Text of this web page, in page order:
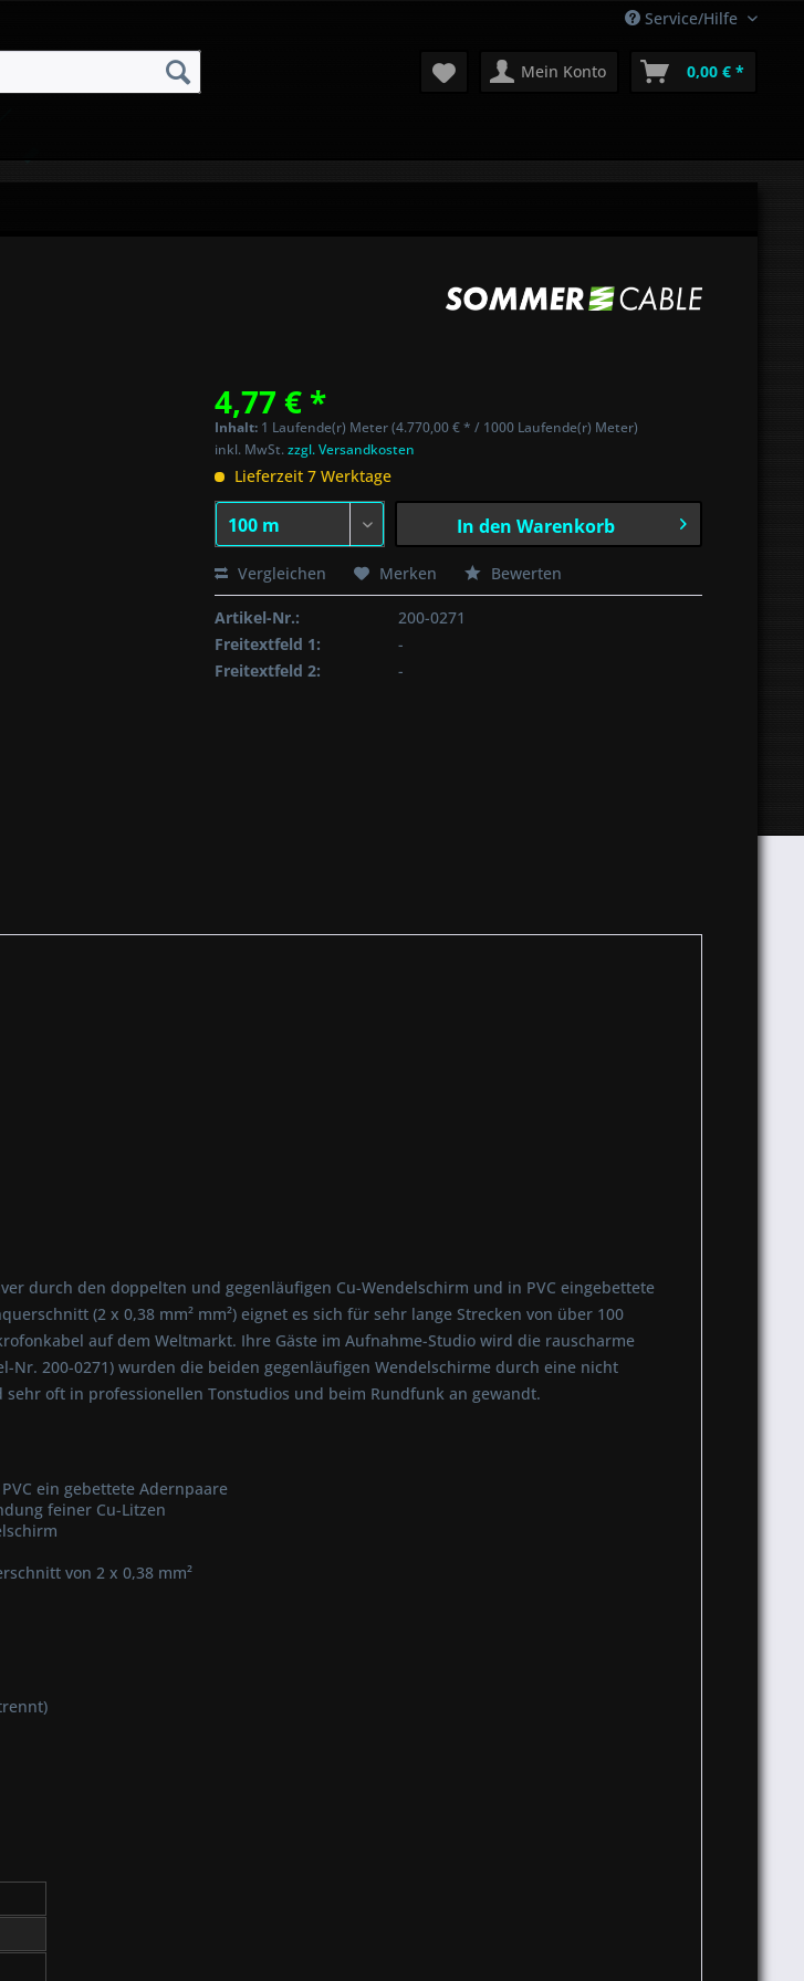
Service/Hilfe
Mein Konto 0,00 € *
4,77 € *
Inhalt: 1 Laufende(r) Meter (4.770,00 € * / 1000 Laufende(r) Meter)
inkl. MwSt.zzgl. Versandkosten
Lieferzeit 7 Werktage
In den Warenkorb
Vergleichen Merken Bewerten
Artikel-Nr.:
200-0271
Freitextfeld 1:
-
Freitextfeld 2:
-
durch den doppelten und gegenläufigen Cu-Wendelschirm und in PVC eingebettete
(2 x 0,38 mm² mm²) eignet es sich für sehr lange Strecken von über 100
auf dem Weltmarkt. Ihre Gäste im Aufnahme-Studio wird die rauscharme
Nr. 200-0271) wurden die beiden gegenläufigen Wendelschirme durch eine nicht
oft in professionellen Tonstudios und beim Rundfunk an gewandt.
ein gebettete Adernpaare
feiner Cu-Litzen
von 2 x 0,38 mm²